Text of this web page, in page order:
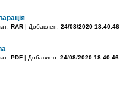
RAR | Добавлен: 24/08/2020 18:40:46
PDF | Добавлен: 24/08/2020 18:40:46